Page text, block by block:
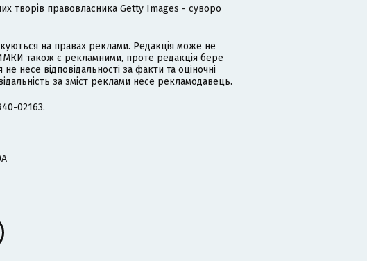
творів правовласника Getty Images - суворо
на правах реклами. Редакція може не
також є рекламними, проте редакція бере
несе відповідальності за факти та оціночні
за зміст реклами несе рекламодавець.
02163.